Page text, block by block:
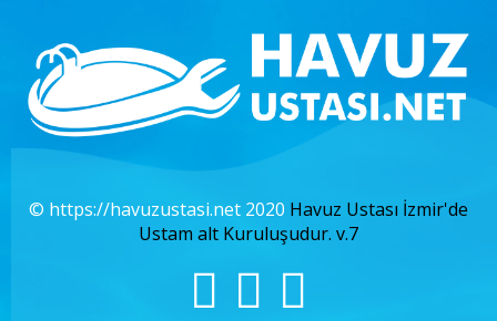
© https://havuzustasi.net 2020 Havuz Ustası İzmir'de
Ustam alt Kuruluşudur. v.7